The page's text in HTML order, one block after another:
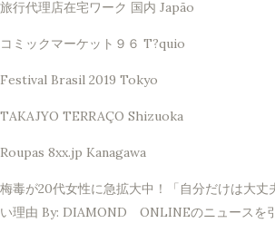
旅行代理店在宅ワーク 国内 Japão
コミックマーケット９６ T?quio
Festival Brasil 2019 Tokyo
TAKAJYO TERRAÇO Shizuoka
Roupas 8xx.jp Kanagawa
梅毒が20代女性に急拡大中！「自分だけは大丈
い理由 By: DIAMOND ONLINEのニュースを